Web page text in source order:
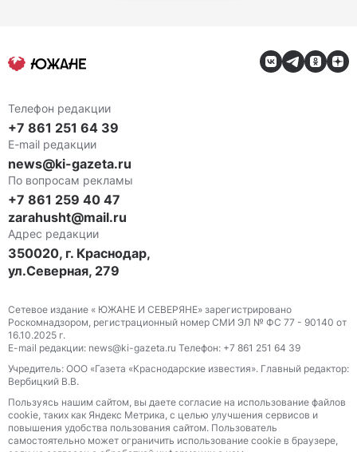
Телефон редакции
+7 861 251 64 39
E-mail редакции
news@ki-gazeta.ru
По вопросам рекламы
+7 861 259 40 47
zarahusht@mail.ru
Адрес редакции
350020, г. Краснодар,
ул.Северная, 279
Сетевое издание « ЮЖАНЕ И СЕВЕРЯНЕ» зарегистрировано
Роскомнадзором, регистрационный номер СМИ ЭЛ № ФС 77 - 90140 от
16.10.2025 г.
E-mail редакции: news@ki-gazeta.ru Телефон: +7 861 251 64 39
Учредитель: ООО «Газета «Краснодарские известия». Главный редактор:
Вербицкий В.В.
Пользуясь нашим сайтом, вы даете согласие на использование файлов
сооkіе, таких как Яндекс Метрика, с целью улучшения сервисов и
повышения удобства пользования сайтом. Пользователь
самостоятельно может ограничить использование сооkіе в браузере,